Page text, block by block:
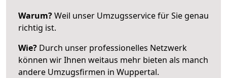
Warum?Weil unser Umzugsservice für Sie genau
richtig ist.
Wie? Durch unser professionelles Netzwerk
können wir Ihnen weitaus mehr bieten als manch
andere Umzugsfirmen in Wuppertal.